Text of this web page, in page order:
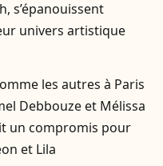
s’épanouissent
univers artistique
les autres à Paris
Debbouze et Mélissa
un compromis pour
et Lila